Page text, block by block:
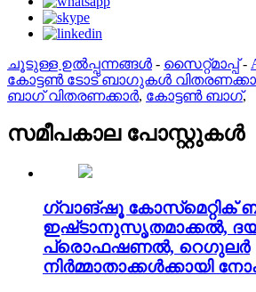
ചൂടുള്ള ഉൽപ്പന്നങ്ങൾ - സൈറ്റ്മാപ്പ്-
കോട്ടൺ ടോട് ബാഗുകൾ
ബാഗ് വിതരണക്കാർ, കോട്ടൺ ബാഗ്,
സമീപകാല പോസ്റ്റുകൾ
ഗ്വാങ്‌ഷൂ കോസ്‌മെറ്റിക്
ഇഷ്‌ടാനുസൃതമാക്കൽ,
പ്രൊഫഷണൽ, റെഗുലർ
നിർമ്മാതാക്കൾക്കായി